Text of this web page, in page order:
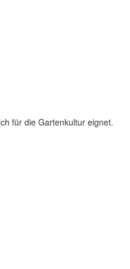
für die Gartenkultur eignet.